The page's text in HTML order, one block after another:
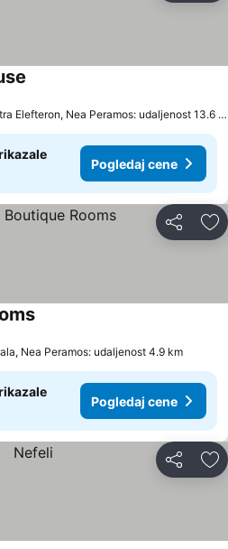
Elefteron, Nea Peramos: udaljenost 13.6
Pogledaj cene
Deli
Pogledaj cene
Nea Peramos: udaljenost 4.9 km
Pogledaj cene
Deli